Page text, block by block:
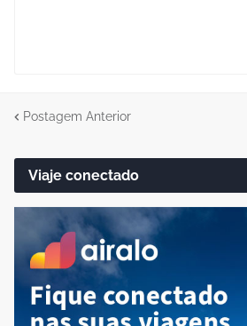
Postagem Anterior
Viaje conectado